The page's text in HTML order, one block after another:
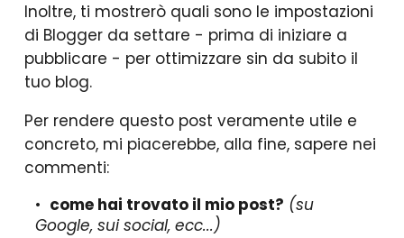
Inoltre, ti mostrerò quali sono le impostazioni
di Blogger da settare - prima di iniziare a
pubblicare - per ottimizzare sin da subito il
tuo blog.
Per rendere questo post veramente utile e
concreto, mi piacerebbe, alla fine, sapere nei
commenti:
come hai trovato il mio post? (su
Google, sui social, ecc...)